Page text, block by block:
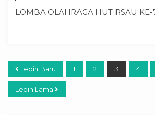
LOMBA OLAHRAGA HUT RSAU KE-
Lebih Baru 1 2 3 4
Lebih Lama